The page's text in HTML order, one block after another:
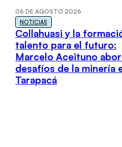
06 DE AGOSTO 2026
NOTICIAS
Collahuasi y la
talento para el futuro:
Marcelo Aceituno
desafíos de la minería
Tarapacá